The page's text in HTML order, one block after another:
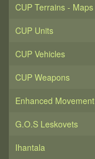
CUP Terrains - Maps
CUP Units
CUP Vehicles
CUP Weapons
Enhanced Movement
G.O.S Leskovets
Ihantala